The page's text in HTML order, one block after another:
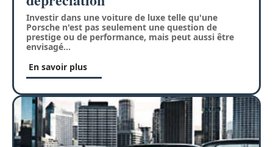
Investir dans une voiture de luxe telle qu'une
Porsche n'est pas seulement une question de
prestige ou de performance, mais peut aussi être
envisagé…
En savoir plus